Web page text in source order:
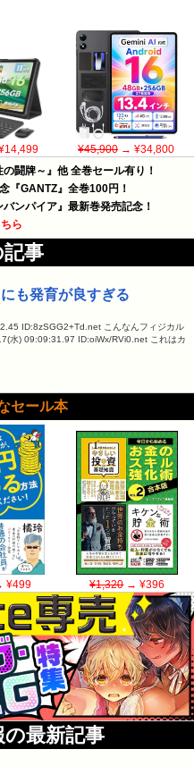
¥45,900→ ¥34,800
闘牌～』他 全巻セール有り！
『GANTZ』全巻100円！
ンパイア』最新巻発売記念！
ら
事
も発育が良すぎる
ID:8zSGG2+Td.net こんなんフィジカル
水) 09:09:31.97 ID:oiWx/RVi0.net これはカ
セール本
¥1,320→ ¥396
最新記事